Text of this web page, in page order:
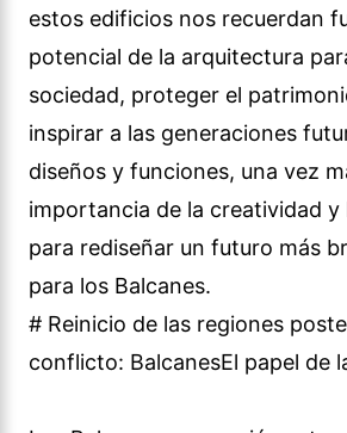
estos edificios nos recuerdan
potencial de la arquitectura
sociedad, proteger el
inspirar a las generaciones
diseños y funciones, una vez
importancia de la creatividad y
para rediseñar un futuro más
para los Balcanes.
# Reinicio de las regiones
conflicto: BalcanesEl papel de